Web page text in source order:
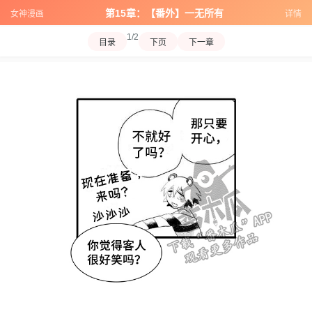
女神漫画 第15章：【番外】一无所有 详情
目录
1/2
下页 下一章